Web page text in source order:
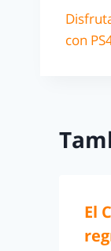
con
El